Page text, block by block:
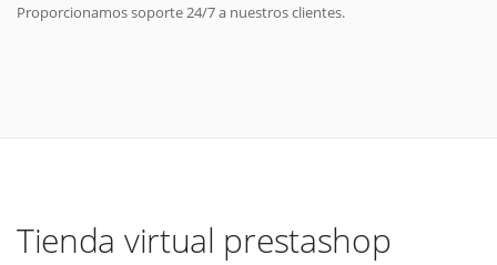
Proporcionamos soporte 24/7 a nuestros clientes.
Tienda virtual prestashop